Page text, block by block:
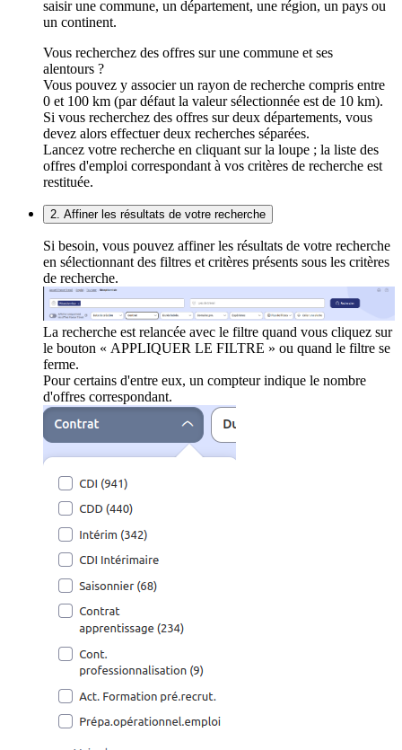
saisir une commune, un département, une région, un pays ou
un continent.
Vous recherchez des offres sur une commune et ses
alentours ?
Vous pouvez y associer un rayon de recherche compris entre
0 et 100 km (par défaut la valeur sélectionnée est de 10 km).
Si vous recherchez des offres sur deux départements, vous
devez alors effectuer deux recherches séparées.
Lancez votre recherche en cliquant sur la loupe ; la liste des
offres d'emploi correspondant à vos critères de recherche est
restituée.
2. Affiner les résultats de votre recherche
Si besoin, vous pouvez affiner les résultats de votre recherche
en sélectionnant des filtres et critères présents sous les critères
de recherche.
La recherche est relancée avec le filtre quand vous cliquez sur
le bouton « APPLIQUER LE FILTRE » ou quand le filtre se
ferme.
Pour certains d'entre eux, un compteur indique le nombre
d'offres correspondant.